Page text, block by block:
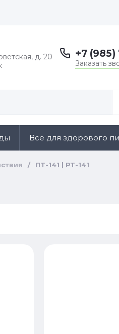
д. 20
+7
Заказать
Все для здорового
/ ПТ-141 | PT-141